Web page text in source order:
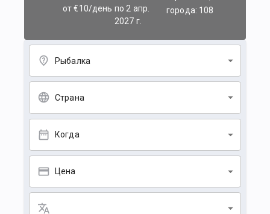
от €10/день по 2 апр.
2027 г.
города: 108
Рыбалка
Страна
Когда
Цена